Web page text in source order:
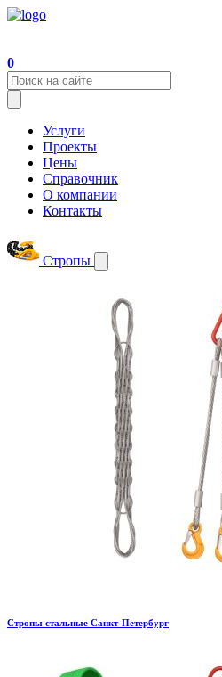
0
Услуги
Проекты
Цены
Справочник
О компании
Контакты
Стропы
Стропы стальные Санкт-Петербург